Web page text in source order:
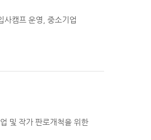
사캠프 운영, 중소기업
및 작가 판로개척을 위한